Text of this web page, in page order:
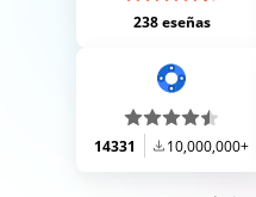
238 eseñas
14331 10,000,000+